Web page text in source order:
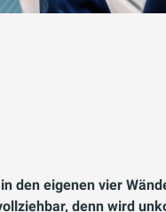
den eigenen vier
denn wird